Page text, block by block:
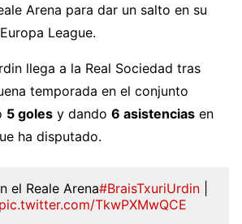
Arena para dar un salto en su
League.
llega a la Real Sociedad tras
temporada en el conjunto
5 goles y dando 6 asistencias en
ha disputado.
el Reale Arena#BraisTxuriUrdin
pic.twitter.com/TkwPXMwQCE